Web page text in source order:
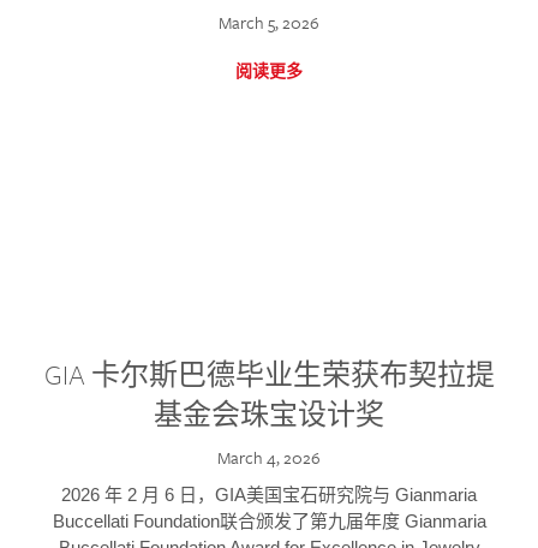
March 5, 2026
阅读更多
GIA 卡尔斯巴德毕业生荣获布契拉提
基金会珠宝设计奖
March 4, 2026
2026 年 2 月 6 日，GIA美国宝石研究院与 Gianmaria
Buccellati Foundation联合颁发了第九届年度 Gianmaria